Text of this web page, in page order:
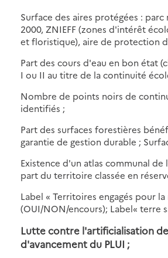
Surface des aires protégées :
2000, ZNIEFF (zones d'intérêt
et floristique), aire de protection
Part des cours d'eau en bon état
I ou II au titre de la continuité
Nombre de points noirs de
identifiés ;
Part des surfaces forestières
garantie de gestion durable ;
Existence d'un atlas communal
part du territoire classée en
Label « Territoires engagés pour la
(OUI/NON/encours); Label« terre
Lutte contre l'artificialisation
d'avancement du PLUI ;